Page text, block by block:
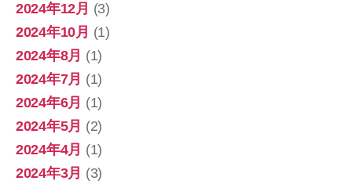
2024年12月 (3)
2024年10月 (1)
2024年8月 (1)
2024年7月 (1)
2024年6月 (1)
2024年5月 (2)
2024年4月 (1)
2024年3月 (3)